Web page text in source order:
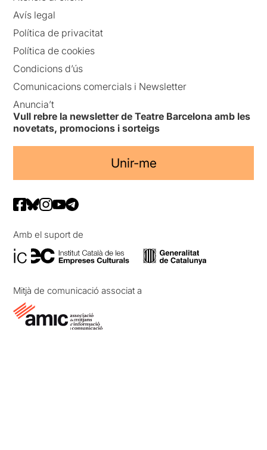
Avís legal
Política de privacitat
Política de cookies
Condicions d’ús
Comunicacions comercials i Newsletter
Anuncia’t
Vull rebre la newsletter de Teatre Barcelona amb les
novetats, promocions i sorteigs
Unir-me
Amb el suport de
Mitjà de comunicació associat a